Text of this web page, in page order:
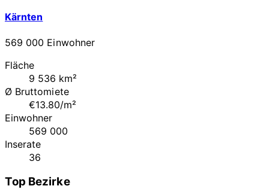
Kärnten
569 000 Einwohner
Fläche
9 536 km²
Ø Bruttomiete
€13.80/m²
Einwohner
569 000
Inserate
36
Top Bezirke